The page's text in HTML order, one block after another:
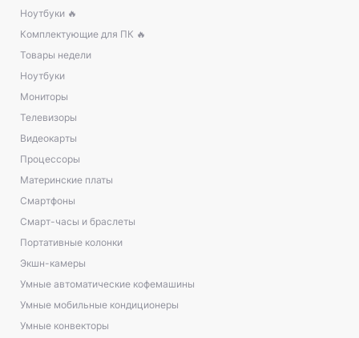
Ноутбуки 🔥
Комплектующие для ПК 🔥
Товары недели
Ноутбуки
Мониторы
Телевизоры
Видеокарты
Процессоры
Материнские платы
Смартфоны
Смарт-часы и браслеты
Портативные колонки
Экшн-камеры
Умные автоматические кофемашины
Умные мобильные кондиционеры
Умные конвекторы